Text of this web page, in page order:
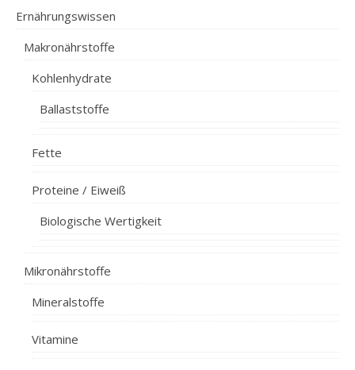
Ernährungswissen
Makronährstoffe
Kohlenhydrate
Ballaststoffe
Fette
Proteine / Eiweiß
Biologische Wertigkeit
Mikronährstoffe
Mineralstoffe
Vitamine